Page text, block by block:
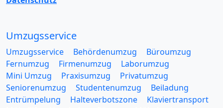
Umzugsservice
Umzugsservice Behördenumzug
Büroumzug
Fernumzug
Firmenumzug
Laborumzug
Mini Umzug
Praxisumzug
Privatumzug
Seniorenumzug
Studentenumzug
Beiladung
Entrümpelung
Halteverbotszone
Klaviertransport